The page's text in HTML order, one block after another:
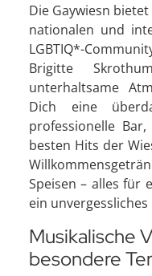
Die Gaywiesn
nationalen und
LGBTIQ*-
Brigitte
unterhaltsame
Dich eine
professionelle
besten Hits der
Speisen – alles für
ein unvergessliches
Musikalische
besondere